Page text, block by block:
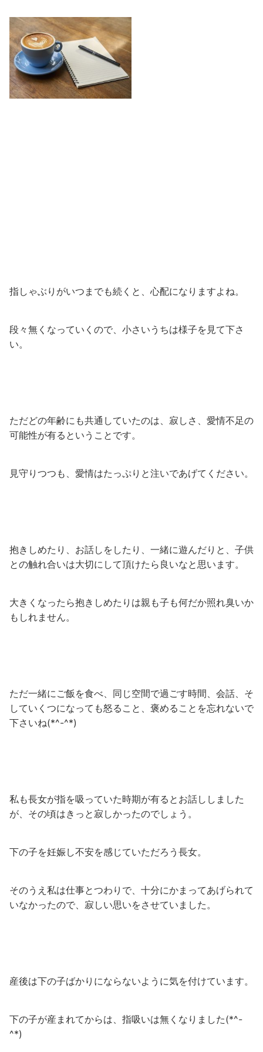
指しゃぶりがいつまでも続くと、心配になりますよね。
段々無くなっていくので、小さいうちは様子を見て下さ
い。
ただどの年齢にも共通していたのは、寂しさ、愛情不足の
可能性が有るということです。
見守りつつも、愛情はたっぷりと注いであげてください。
抱きしめたり、お話しをしたり、一緒に遊んだりと、子供
との触れ合いは大切にして頂けたら良いなと思います。
大きくなったら抱きしめたりは親も子も何だか照れ臭いか
もしれません。
ただ一緒にご飯を食べ、同じ空間で過ごす時間、会話、そ
していくつになっても怒ること、褒めることを忘れないで
下さいね(*^-^*)
私も長女が指を吸っていた時期が有るとお話ししました
が、その頃はきっと寂しかったのでしょう。
下の子を妊娠し不安を感じていただろう長女。
そのうえ私は仕事とつわりで、十分にかまってあげられて
いなかったので、寂しい思いをさせていました。
産後は下の子ばかりにならないように気を付けています。
下の子が産まれてからは、指吸いは無くなりました(*^-
^*)